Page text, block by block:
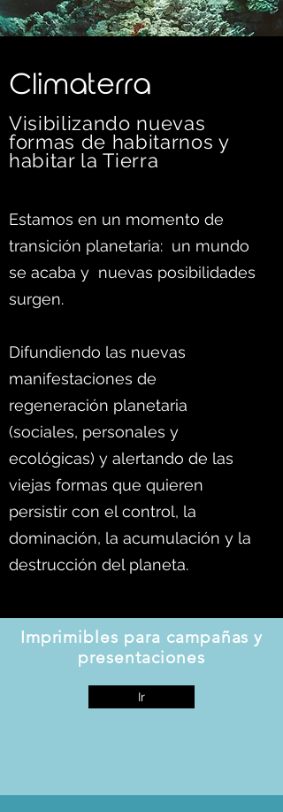
C limaterra
Visibilizando nuevas
formas de habitarnos y
habitar la Tierra
Estamos en un momento de
transición planetaria: un mundo
se acaba y nuevas posibilidades
surgen.
Difundiendo las nuevas
manifestaciones de
regeneración planetaria
(sociales, personales y
ecológicas) y alertando de las
viejas formas que quieren
persistir con el control, la
dominación, la acumulación y la
destrucción del planeta.
Imprimibles para campañas y
presentaciones
Ir